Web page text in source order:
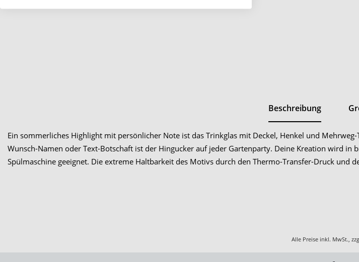
Beschreibung
Ein sommerliches Highlight mit persönlicher Note ist das Trinkglas mit Deckel, Henkel und
Wunsch-Namen oder Text-Botschaft ist der Hingucker auf jeder Gartenparty. Deine Kreation wird
Spülmaschine geeignet. Die extreme Haltbarkeit des Motivs durch den Thermo-Transfer-Druck und
Alle Preise inkl. MwSt.,